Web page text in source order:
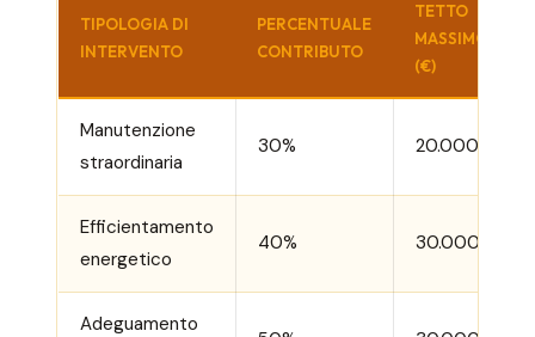
TIPOLOGIA DI
INTERVENTO
PERCENTUALE
CONTRIBUTO
TETTO
MASSIMO
(€)
Manutenzione
straordinaria
30% 20.000
Efficientamento
energetico
40% 30.000
Adeguamento